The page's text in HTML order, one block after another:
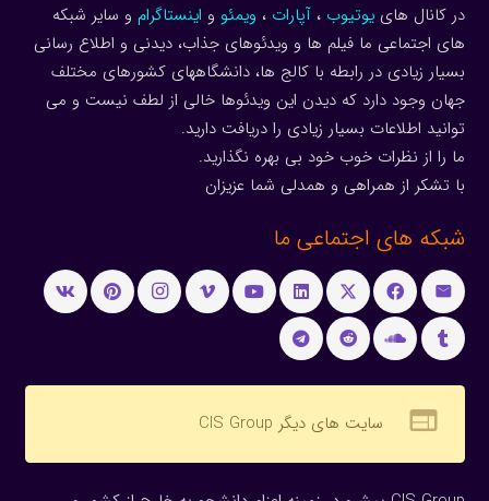
در کانال هاییوتیوب ، آپارات ، ویمئو و اینستاگرام و سایر شبکه
های اجتماعی ما فیلم ها و ویدئوهای جذاب، دیدنی و اطلاع رسانی
بسیار زیادی در رابطه با کالج ها، دانشگاههای کشورهای مختلف
جهان وجود دارد که دیدن این ویدئوها خالی از لطف نیست و می
توانید اطلاعات بسیار زیادی را دریافت دارید.
ما را از نظرات خوب خود بی بهره نگذارید.
با تشکر از همراهی و همدلی شما عزیزان
شبکه های اجتماعی ما
web سایت های دیگر CIS Group